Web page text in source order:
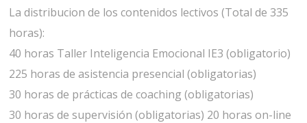
La distribucion de los contenidos lectivos (Total de 335
horas):
40 horas Taller Inteligencia Emocional IE3 (obligatorio)
225 horas de asistencia presencial (obligatorias)
30 horas de prácticas de coaching (obligatorias)
30 horas de supervisión (obligatorias) 20 horas on-line